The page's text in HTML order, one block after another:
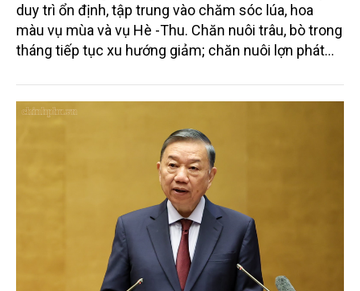
duy trì ổn định, tập trung vào chăm sóc lúa, hoa
màu vụ mùa và vụ Hè -Thu. Chăn nuôi trâu, bò trong
tháng tiếp tục xu hướng giảm; chăn nuôi lợn phát
trưởng khá. Diện tích rừng trồng mới và sản lượng
thủy sản đều tăng nhẹ.